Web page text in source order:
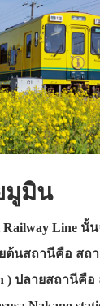
มูมิน
Line นั้น
ต้นสถานีคือ สถ
) ปลายสถานีคือ